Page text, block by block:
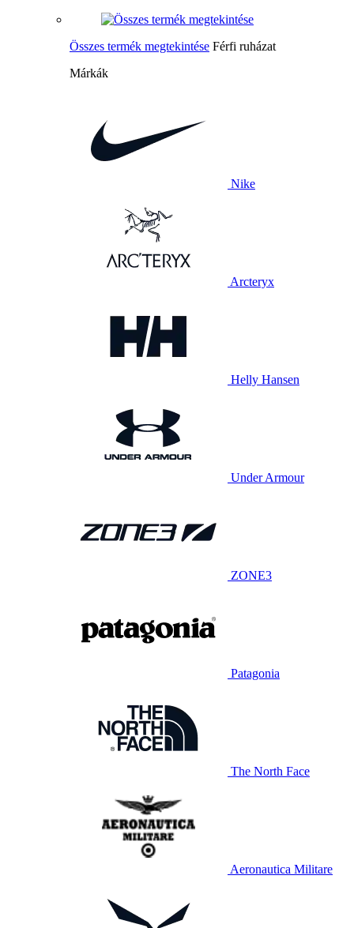
Összes termék megtekintése Férfi ruházat
Márkák
Nike
Arcteryx
Helly Hansen
Under Armour
ZONE3
Patagonia
The North Face
Aeronautica Militare